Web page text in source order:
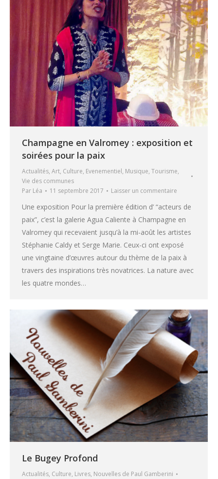
Champagne en Valromey : exposition et
soirées pour la paix
Actualités, Art, Culture, Evenementiel, Musique, Tourisme,
Vie des communes
Par Léa 11 septembre 2017 Laisser un commentaire
Une exposition Pour la première édition d’ “acteurs de
paix”, c’est la galerie Agua Caliente à Champagne en
Valromey qui recevaient jusqu’à la mi-août les artistes
Stéphanie Caldy et Serge Marie. Ceux-ci ont exposé
une vingtaine d’œuvres autour du thème de la paix à
travers des inspirations très novatrices. La nature avec
les quatre mondes…
Le Bugey Profond
Actualités, Culture, Livres, Nouvelles de Paul Gamberini